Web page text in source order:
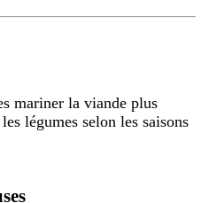
mariner la viande plus
légumes selon les saisons